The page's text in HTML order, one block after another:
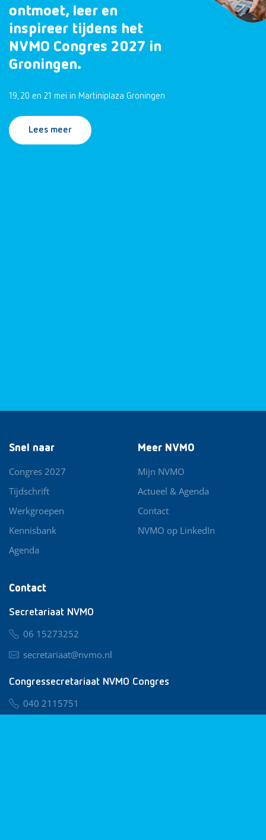
ontmoet, leer en
inspireer tijdens het
NVMO Congres 2027 in
Groningen.
19, 20 en 21 mei in Martiniplaza Groningen
Lees meer
Contact
Secretariaat NVMO
06 15273252
secretariaat@nvmo.nl
Congressecretariaat NVMO Congres
040 2115751
Snel naar
Congres 2027
Tijdschrift
Werkgroepen
Kennisbank
Agenda
Meer NVMO
Mijn NVMO
Actueel & Agenda
Contact
NVMO op LinkedIn